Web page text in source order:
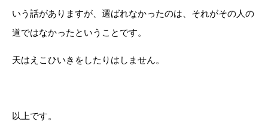
いう話がありますが、選ばれなかったのは、それがその人の
道ではなかったということです。
天はえこひいきをしたりはしません。
以上です。